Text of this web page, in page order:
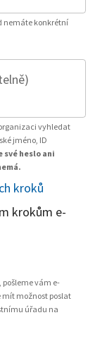
nemáte konkrétní
vyhledat
jméno, ID
heslo ani
kroků
krokům e-
vám e-
mít možnost poslat
úřadu na